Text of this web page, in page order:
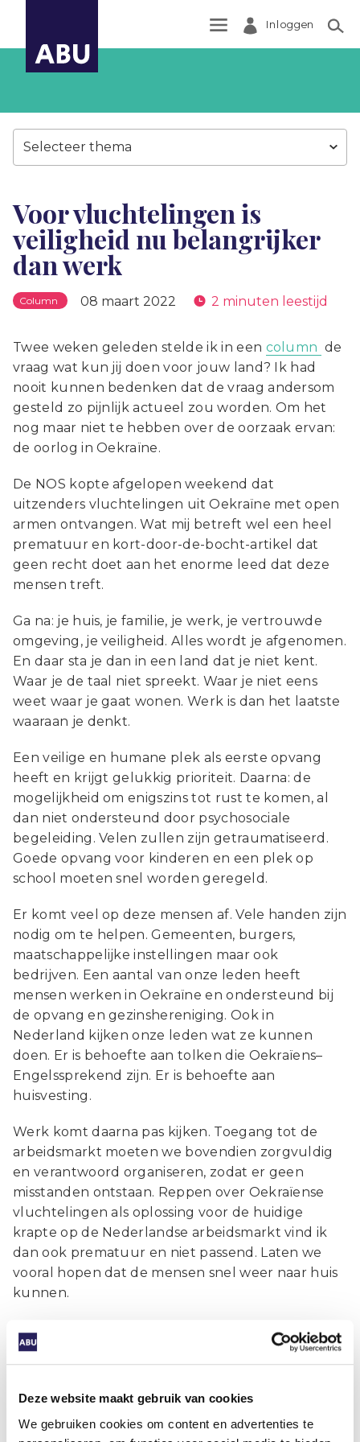
Deze website maakt gebruik van cookies
We gebruiken cookies om content en advertenties te
Inloggen
Selecteer thema
Voor vluchtelingen is
veiligheid nu belangrijker
dan werk
Column 08 maart 2022 2 minuten leestijd
Twee weken geleden stelde ik in een column de
vraag wat kun jij doen voor jouw land?
Ik had
nooit kunnen bedenken dat de vraag andersom
gesteld zo pijnlijk actueel zou worden. Om het
nog maar niet te hebben over de oorzaak ervan:
de oorlog in Oekraïne.
De NOS kopte afgelopen weekend dat
uitzenders vluchtelingen uit Oekraïne met open
armen ontvangen. Wat mij betreft wel een heel
prematuur en kort-door-de-bocht-artikel dat
geen recht doet aan het enorme leed dat deze
mensen treft.
Ga na: je huis, je familie, je werk, je vertrouwde
omgeving, je veiligheid. Alles wordt je afgenomen.
En daar sta je dan in een land dat je niet kent.
Waar je de taal niet spreekt. Waar je niet eens
weet waar je gaat wonen. Werk is dan het laatste
waaraan je denkt.
Een veilige en humane plek als eerste opvang
heeft en krijgt gelukkig prioriteit. Daarna: de
mogelijkheid om enigszins tot rust te komen, al
dan niet ondersteund door psychosociale
begeleiding. Velen zullen zijn getraumatiseerd.
Goede opvang voor kinderen en een plek op
school moeten snel worden geregeld.
Er komt veel op deze mensen af. Vele handen zijn
nodig om te helpen. Gemeenten, burgers,
maatschappelijke instellingen maar ook
bedrijven. Een aantal van onze leden heeft
mensen werken in Oekraïne en ondersteund bij
de opvang en gezinshereniging. Ook in
Nederland kijken onze leden wat ze kunnen
doen. Er is behoefte aan tolken die Oekraïens–
Engelssprekend zijn. Er is behoefte aan
huisvesting.
Werk komt daarna pas kijken. Toegang tot de
arbeidsmarkt moeten we bovendien zorgvuldig
en verantwoord organiseren, zodat er geen
misstanden ontstaan. Reppen over Oekraïense
vluchtelingen als oplossing voor de huidige
krapte op de Nederlandse arbeidsmarkt vind ik
dan ook prematuur en niet passend. Laten we
vooral hopen dat de mensen snel weer naar huis
kunnen.
Jurriën Koops